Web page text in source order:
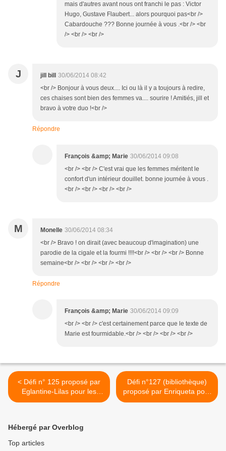
mais d'autres avant nous ont franchi le pas : Victor
Hugo, Gustave Flaubert... alors pourquoi pas<br />
Cabardouche ??? Bonne journée à vous .<br /> <br
/> <br /> <br />
J jill bill
30/06/2014 08:42
<br /> Bonjour à vous deux.... Ici ou là il y a toujours à redire,
ces chaises sont bien des femmes va.... sourire ! Amitiés, jill et
bravo à votre duo !<br />
Répondre
François &amp; Marie 30/06/2014 09:08
<br /> <br /> C'est vrai que les femmes méritent le
confort d'un intérieur douillet. bonne journée à vous .
<br /> <br /> <br /> <br />
M Monelle 30/06/2014 08:34
<br /> Bravo ! on dirait (avec beaucoup d'imagination) une
parodie de la cigale et la fourmi !!!!<br /> <br /> <br /> Bonne
semaine<br /> <br /> <br /> <br />
Répondre
François &amp; Marie 30/06/2014 09:09
<br /> <br /> c'est certainement parce que le texte de
Marie est fourmidable.<br /> <br /> <br /> <br />
< Défi n° 125 proposé par
Eglantine-Lilas pour les
Croqueurs de mots.
Défi n°127 (bibliothèque)
proposé par Enriqueta pour
les Croqueurs de mots. >
Hébergé par Overblog
Top articles